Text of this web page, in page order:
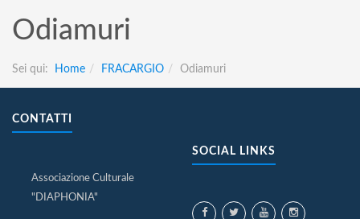
Odiamuri
Sei qui: Home FRACARGIO Odiamuri
CONTATTI
Associazione Culturale
"DIAPHONIA"
SOCIAL LINKS